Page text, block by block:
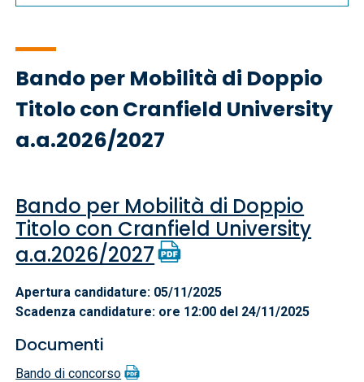
Bando per Mobilità di Doppio
Titolo con Cranfield University
a.a.2026/2027
Bando per Mobilità di Doppio
Titolo con Cranfield University
a.a.2026/2027
Apertura candidature: 05/11/2025
Scadenza candidature: ore 12:00 del 24/11/2025
Documenti
Bando di concorso